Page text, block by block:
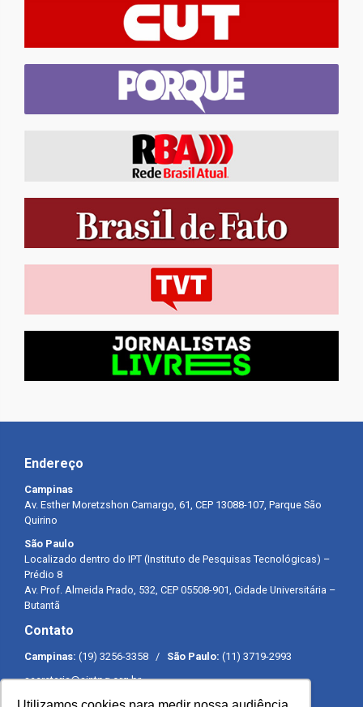
Endereço
Campinas
Av. Esther Moretzshon Camargo, 61, CEP 13088-107, Parque São
Quirino
São Paulo
Localizado dentro do IPT (Instituto de Pesquisas Tecnológicas) –
Prédio 8
Av. Prof. Almeida Prado, 532, CEP 05508-901, Cidade Universitária –
Butantã
Contato
Campinas: (19) 3256-3358 / São Paulo: (11) 3719-2993
secretaria@sintpq.org.br